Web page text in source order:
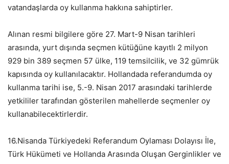
vatandaşlarda oy kullanma hakkına sahiptirler.
Alınan resmi bilgilere göre 27. Mart-9 Nisan tarihleri
arasında, yurt dışında seçmen kütüğüne kayıtlı 2 milyon
929 bin 389 seçmen 57 ülke, 119 temsilcilik, ve 32 gümrük
kapısında oy kullanılacaktır. Hollandada referandumda oy
kullanma tarihi ise, 5.-9. Nisan 2017 arasındaki tarihlerde
yetkililer tarafından gösterilen mahellerde seçmenler oy
kullanabilecektirlerdir.
16.Nisanda Türkiyedeki Referandum Oylaması Dolayısı İle,
Türk Hükümeti ve Hollanda Arasında Oluşan Gerginlikler ve